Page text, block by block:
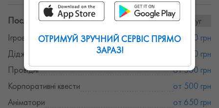
Послуги та ціни:
14послуг
Ігрові розваги
от 500 грн
Діджеї
от 500 грн
Провідні
от 500 грн
Корпоративні квести
от 500 грн
Аніматори
от 650 грн
ОТРИМУЙ ЗРУЧНИЙ СЕРВІС ПРЯМО
ЗАРАЗ!